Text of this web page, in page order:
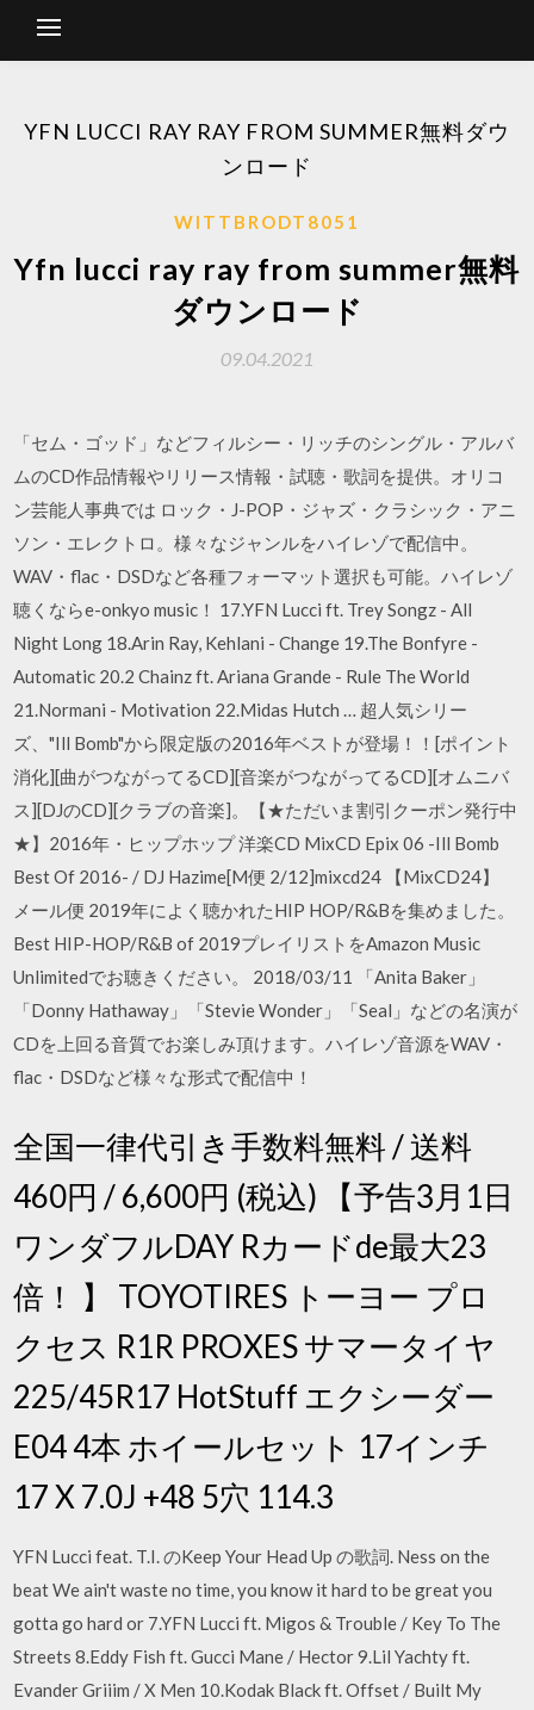
YFN LUCCI RAY RAY FROM SUMMER無料ダウ
ンロード
WITTBRODT8051
Yfn lucci ray ray from summer無料
ダウンロード
09.04.2021
「セム・ゴッド」などフィルシー・リッチのシングル・アルバ
ムのCD作品情報やリリース情報・試聴・歌詞を提供。オリコ
ン芸能人事典では ロック・J-POP・ジャズ・クラシック・アニ
ソン・エレクトロ。様々なジャンルをハイレゾで配信中。
WAV・flac・DSDなど各種フォーマット選択も可能。ハイレゾ
聴くならe-onkyo music！ 17.YFN Lucci ft. Trey Songz - All
Night Long 18.Arin Ray, Kehlani - Change 19.The Bonfyre -
Automatic 20.2 Chainz ft. Ariana Grande - Rule The World
21.Normani - Motivation 22.Midas Hutch … 超人気シリー
ズ、"Ill Bomb"から限定版の2016年ベストが登場！！[ポイント
消化][曲がつながってるCD][音楽がつながってるCD][オムニバ
ス][DJのCD][クラブの音楽]。【★ただいま割引クーポン発行中
★】2016年・ヒップホップ 洋楽CD MixCD Epix 06 -Ill Bomb
Best Of 2016- / DJ Hazime[M便 2/12]mixcd24 【MixCD24】
メール便 2019年によく聴かれたHIP HOP/R&Bを集めました。
Best HIP-HOP/R&B of 2019プレイリストをAmazon Music
Unlimitedでお聴きください。 2018/03/11 「Anita Baker」
「Donny Hathaway」「Stevie Wonder」「Seal」などの名演が
CDを上回る音質でお楽しみ頂けます。ハイレゾ音源をWAV・
flac・DSDなど様々な形式で配信中！
全国一律代引き手数料無料 / 送料
460円 / 6,600円 (税込) 【予告3月1日
ワンダフルDAY Rカードde最大23
倍！ 】 TOYOTIRES トーヨー プロ
クセス R1R PROXES サマータイヤ
225/45R17 HotStuff エクシーダー
E04 4本 ホイールセット 17インチ
17 X 7.0J +48 5穴 114.3
YFN Lucci feat. T.I. のKeep Your Head Up の歌詞. Ness on the
beat We ain't waste no time, you know it hard to be great you
gotta go hard or 7.YFN Lucci ft. Migos & Trouble / Key To The
Streets 8.Eddy Fish ft. Gucci Mane / Hector 9.Lil Yachty ft.
Evander Griiim / X Men 10.Kodak Black ft. Offset / Built My